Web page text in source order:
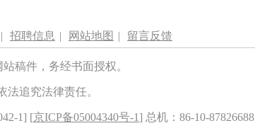
| 招聘信息 | 网站地图 | 留言反馈
稿件，务经书面授权。
追究法律责任。
1] [京ICP备05004340号-1] 总机：86-10-87826688